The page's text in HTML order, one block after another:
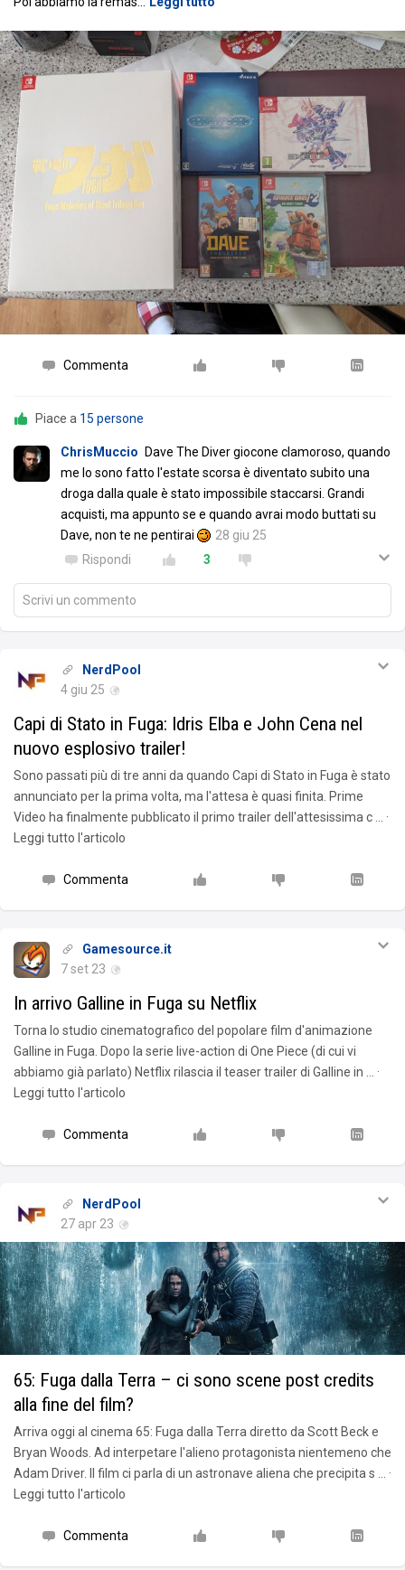
Commenta
Piace a 15 persone
ChrisMuccio Dave The Diver giocone clamoroso, quando
me lo sono fatto l'estate scorsa è diventato subito una
droga dalla quale è stato impossibile staccarsi. Grandi
acquisti, ma appunto se e quando avrai modo buttati su
Dave, non te ne pentirai
28 giu 25
Rispondi
3
Scrivi un commento
NerdPool
4 giu 25
Capi di Stato in Fuga: Idris Elba e John Cena nel
nuovo esplosivo trailer!
Sono passati più di tre anni da quando Capi di Stato in Fuga è stato
annunciato per la prima volta, ma l'attesa è quasi finita. Prime
Video ha finalmente pubblicato il primo trailer dell'attesissima c … ·
Leggi tutto l'articolo
Commenta
Gamesource.it
7 set 23
In arrivo Galline in Fuga su Netflix
Torna lo studio cinematografico del popolare film d'animazione
Galline in Fuga. Dopo la serie live-action di One Piece (di cui vi
abbiamo già parlato) Netflix rilascia il teaser trailer di Galline in … ·
Leggi tutto l'articolo
Commenta
NerdPool
27 apr 23
65: Fuga dalla Terra – ci sono scene post credits
alla fine del film?
Arriva oggi al cinema 65: Fuga dalla Terra diretto da Scott Beck e
Bryan Woods. Ad interpetare l'alieno protagonista nientemeno che
Adam Driver. Il film ci parla di un astronave aliena che precipita s … ·
Leggi tutto l'articolo
Commenta